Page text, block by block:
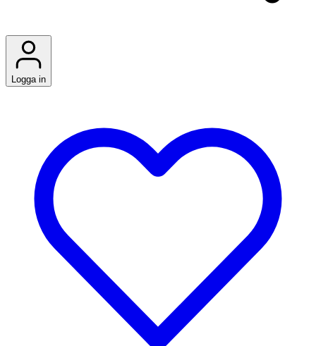
Logga in